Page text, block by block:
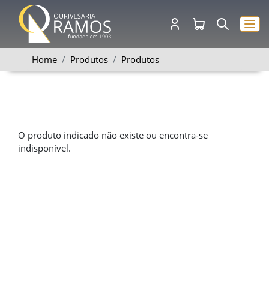
Home Produtos Produtos
O produto indicado não existe ou encontra-se
indisponível.